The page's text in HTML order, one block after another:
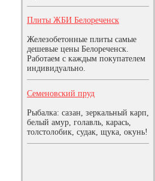
Плиты ЖБИ Белореченск
Железобетонные плиты самые
дешевые цены Белореченск.
Работаем с каждым покупателем
индивидуально.
Семеновский пруд
Рыбалка: сазан, зеркальный карп,
белый амур, голавль, карась,
толстолобик, судак, щука, окунь!